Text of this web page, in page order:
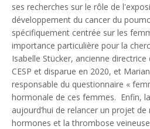
ses recherches sur le rôle de
développement du cancer du
spécifiquement centrée sur les
importance particulière pour la
Isabelle Stücker, ancienne
CESP et disparue en 2020, et
responsable du questionnaire «
hormonale de ces femmes. Enfin,
aujourd’hui de relancer un projet de
hormones et la thrombose